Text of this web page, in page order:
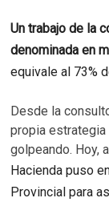
Un trabajo de la
denominada en
equivale al 73%
Desde la
propia estrategia
golpeando. Hoy,
Hacienda puso
Provincial para